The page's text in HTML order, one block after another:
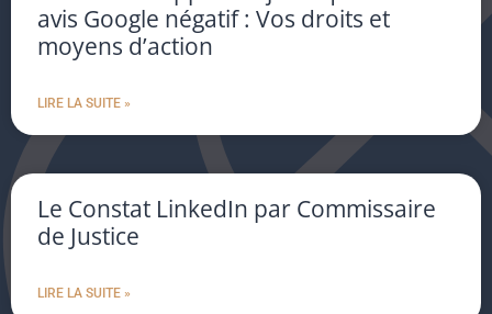
avis Google négatif : Vos droits et
moyens d’action
LIRE LA SUITE »
Le Constat LinkedIn par Commissaire
de Justice
LIRE LA SUITE »